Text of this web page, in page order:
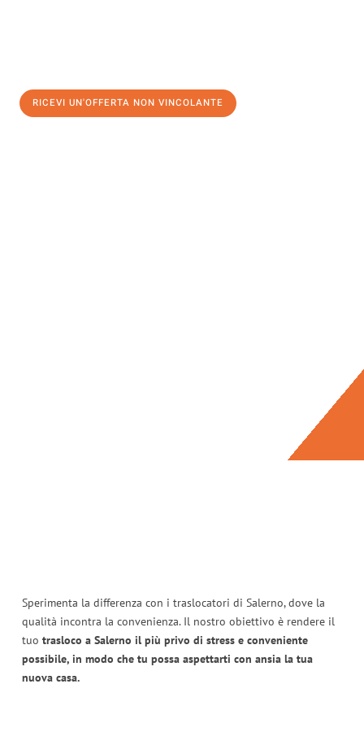
RICEVI UN'OFFERTA NON VINCOLANTE
Sperimenta la differenza con i traslocatori di Salerno, dove la
qualità incontra la convenienza. Il nostro obiettivo è rendere il
tuo trasloco a Salerno il più privo di stress e conveniente
possibile, in modo che tu possa aspettarti con ansia la tua
nuova casa.